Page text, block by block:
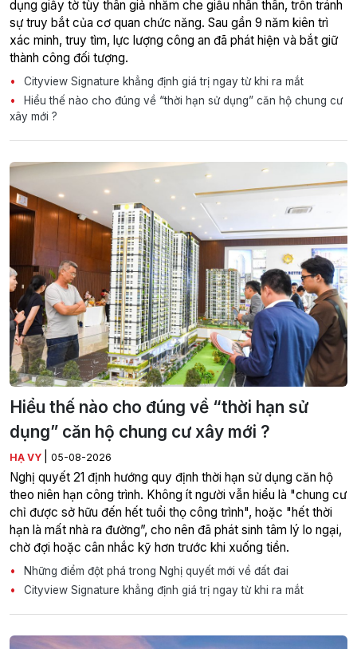
dụng giấy tờ tùy thân giả nhằm che giấu nhân thân, trốn tránh
sự truy bắt của cơ quan chức năng. Sau gần 9 năm kiên trì
xác minh, truy tìm, lực lượng công an đã phát hiện và bắt giữ
thành công đối tượng.
Cityview Signature khẳng định giá trị ngay từ khi ra mắt
Hiểu thế nào cho đúng về “thời hạn sử dụng” căn hộ chung cư
xây mới ?
Hiểu thế nào cho đúng về “thời hạn sử
dụng” căn hộ chung cư xây mới ?
HẠ VY 05-08-2026
Nghị quyết 21 định hướng quy định thời hạn sử dụng căn hộ
theo niên hạn công trình. Không ít người vẫn hiểu là "chung cư
chỉ được sở hữu đến hết tuổi thọ công trình", hoặc "hết thời
hạn là mất nhà ra đường”, cho nên đã phát sinh tâm lý lo ngại,
chờ đợi hoặc cân nhắc kỹ hơn trước khi xuống tiền.
Những điểm đột phá trong Nghị quyết mới về đất đai
Cityview Signature khẳng định giá trị ngay từ khi ra mắt